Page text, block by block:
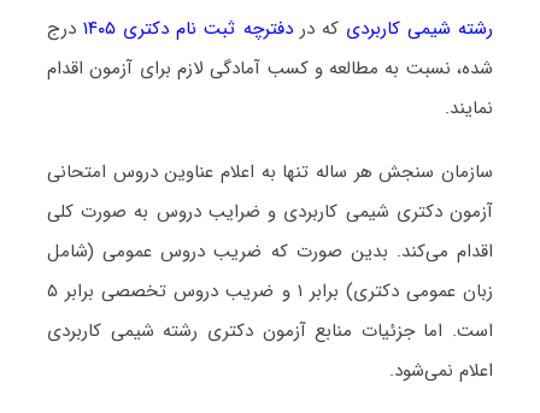
رشته شیمی ﻛﺎرﺑﺮدی که در دفترچه ثبت نام دکتری ۱۴۰۵
درج
شده، نسبت به مطالعه و کسب آمادگی لازم برای آزمون اقدام
نمایند.
سازمان سنجش هر ساله تنها به اعلام عناوین دروس امتحانی
آزمون دکتری شیمی ﻛﺎرﺑﺮدی و ضرایب دروس به صورت کلی
اقدام می‌کند. بدین صورت که ضریب دروس عمومی (شامل
زبان عمومی دکتری) برابر ۱ و ضریب دروس تخصصی برابر ۵
است. اما جزئیات منابع آزمون دکتری رشته شیمی ﻛﺎرﺑﺮدی
اعلام نمی‌شود.